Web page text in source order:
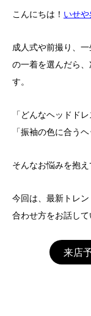
こんにちは！ いせ
成人式や前撮り、
の一着を選んだら
す。
「どんなヘッドド
「振袖の色に合う
そんなお悩みを抱
今回は、最新トレ
合わせ方をお話し
来店